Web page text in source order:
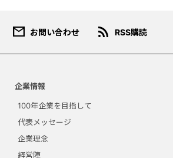
たは個人的・非営利目的の場合
にのみご使用いただくことがで
グ、商品化などの商業目的での
使用はできません。ダウンロー
ドする場合は、本規約を承諾す
mail お問い合わせ rss_feed RSS購読
企業情報
100年企業を目指して
代表メッセージ
企業理念
経営陣